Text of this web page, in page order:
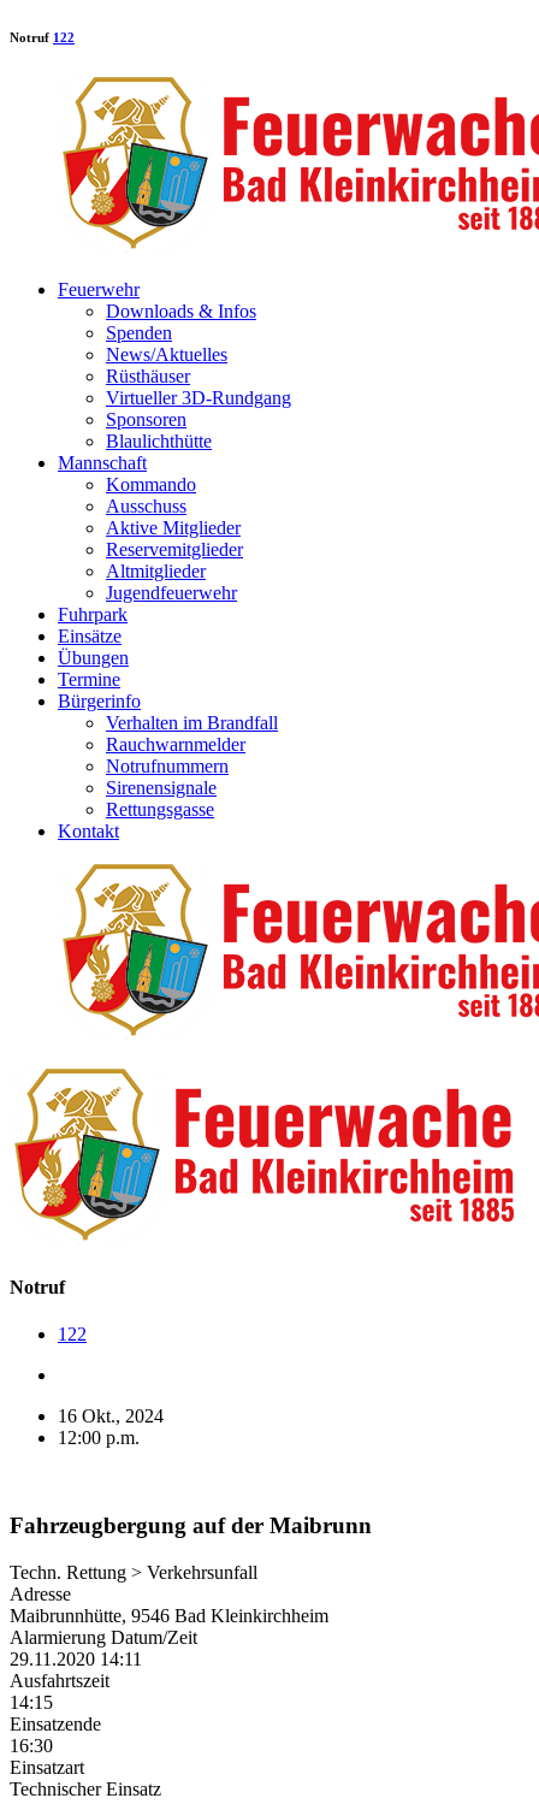
Notruf 122
Feuerwehr
Downloads & Infos
Spenden
News/Aktuelles
Rüsthäuser
Virtueller 3D-Rundgang
Sponsoren
Blaulichthütte
Mannschaft
Kommando
Ausschuss
Aktive Mitglieder
Reservemitglieder
Altmitglieder
Jugendfeuerwehr
Fuhrpark
Einsätze
Übungen
Termine
Bürgerinfo
Verhalten im Brandfall
Rauchwarnmelder
Notrufnummern
Sirenensignale
Rettungsgasse
Kontakt
Notruf
122
16 Okt., 2024
12:00 p.m.
Fahrzeugbergung auf der Maibrunn
Techn. Rettung > Verkehrsunfall
Adresse
Maibrunnhütte, 9546 Bad Kleinkirchheim
Alarmierung Datum/Zeit
29.11.2020 14:11
Ausfahrtszeit
14:15
Einsatzende
16:30
Einsatzart
Technischer Einsatz